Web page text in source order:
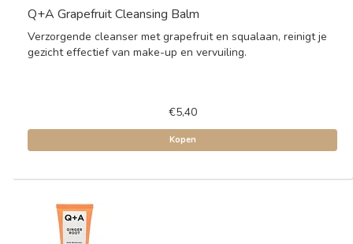
Q+A Grapefruit Cleansing Balm
Verzorgende cleanser met grapefruit en squalaan, reinigt je
gezicht effectief van make-up en vervuiling.
€5,40
Kopen